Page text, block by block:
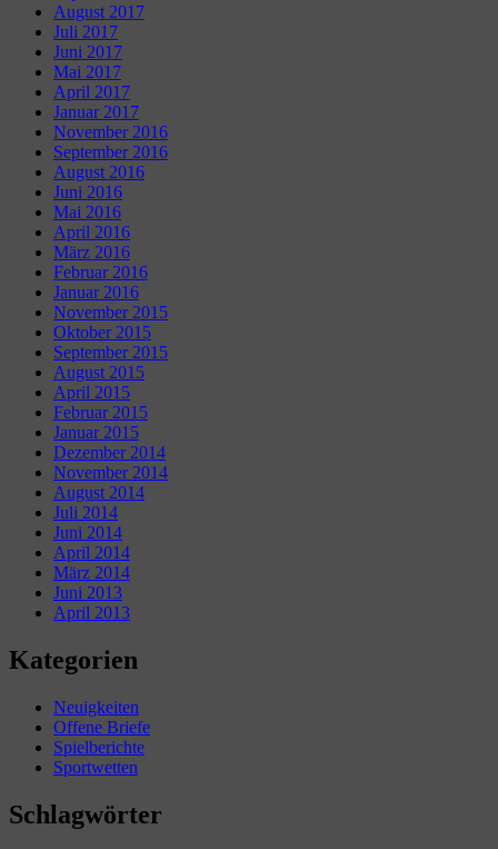
August 2017
Juli 2017
Juni 2017
Mai 2017
April 2017
Januar 2017
November 2016
September 2016
August 2016
Juni 2016
Mai 2016
April 2016
März 2016
Februar 2016
Januar 2016
November 2015
Oktober 2015
September 2015
August 2015
April 2015
Februar 2015
Januar 2015
Dezember 2014
November 2014
August 2014
Juli 2014
Juni 2014
April 2014
März 2014
Juni 2013
April 2013
Kategorien
Neuigkeiten
Offene Briefe
Spielberichte
Sportwetten
Schlagwörter